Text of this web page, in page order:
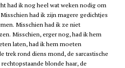
had ik nog heel wat weken nodig om
had ik zijn magere gedichtjes
Misschien had ik ze niet
Misschien, erger nog, had ik hem
laten, had ik hem moeten
trek rond diens mond, de sarcastische
blonde haar, de